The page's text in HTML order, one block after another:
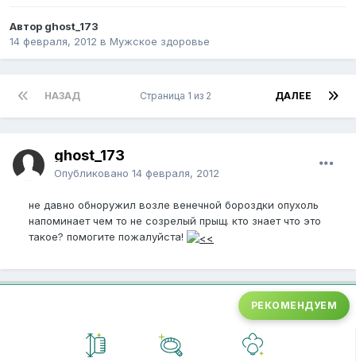
Автор ghost_173
14 февраля, 2012 в Мужское здоровье
НАЗАД ДАЛЕЕ
Страница 1 из 2
ghost_173
Опубликовано 14 февраля, 2012
не давно обноружил возле венечной бороздки опухоль
напоминает чем то не созрелый прыщ. кто знает что это
такое? помогите пожалуйста!
РЕКОМЕНДУЕМ